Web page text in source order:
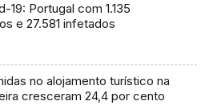
19: Portugal com 1.135
e 27.581 infetados
no alojamento turístico na
cresceram 24,4 por cento